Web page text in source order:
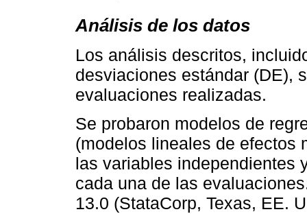
Análisis de los datos
Los análisis descritos,
desviaciones estándar (DE),
evaluaciones realizadas.
Se probaron modelos de
(modelos lineales de efectos
las variables independientes
cada una de las
13.0 (StataCorp, Texas, EE.